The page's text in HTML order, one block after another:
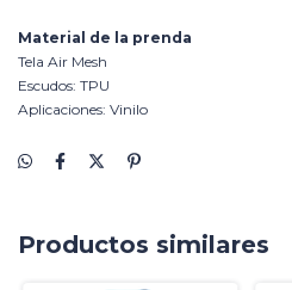
Material de la prenda
Tela Air Mesh
Escudos: TPU
Aplicaciones: Vinilo
Productos similares